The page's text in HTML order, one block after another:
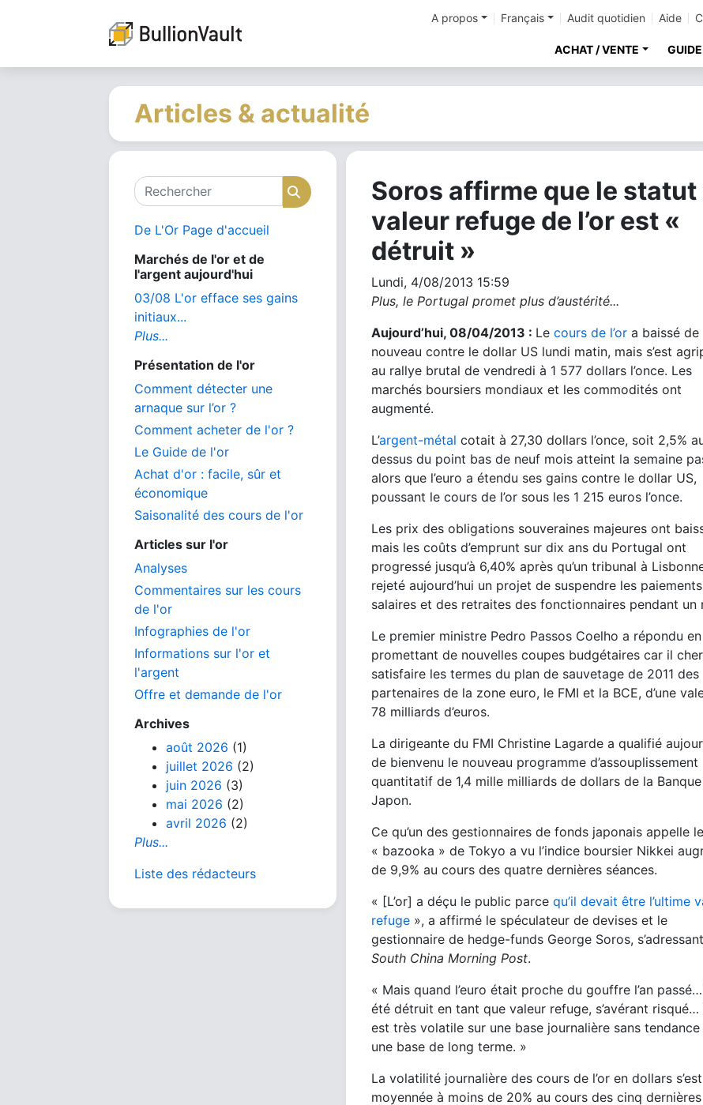
A propos Français Audit quotidien Aide
ACHAT / VENTE
Articles & actualité
Rechercher Rechercher
De L'Or Page d'accueil
Marchés de l'or et de
l'argent aujourd'hui
03/08 L'or efface ses gains
initiaux...
Plus...
Présentation de l'or
Comment détecter une
arnaque sur l’or ?
Comment acheter de l'or ?
Le Guide de l'or
Achat d'or : facile, sûr et
économique
Saisonalité des cours de l'or
Articles sur l'or
Analyses
Commentaires sur les cours
de l'or
Infographies de l'or
Informations sur l'or et
l'argent
Offre et demande de l'or
Archives
août 2026 (1)
juillet 2026 (2)
juin 2026 (3)
mai 2026 (2)
avril 2026 (2)
Plus...
Liste des rédacteurs
Soros affirme que le statut
valeur refuge de l’or est «
détruit »
Lundi, 4/08/2013 15:59
Plus, le Portugal promet plus d’austérité...
Aujourd’hui, 08/04/2013 : Le cours de l’or a baissé de
nouveau contre le dollar US lundi matin, mais s’est
au rallye brutal de vendredi à 1 577 dollars l’once. Les
marchés boursiers mondiaux et les commodités ont
augmenté.
L’argent-métal cotait à 27,30 dollars l’once, soit 2,5%
dessus du point bas de neuf mois atteint la semaine
alors que l’euro a étendu ses gains contre le dollar US,
poussant le cours de l’or sous les 1 215 euros l’once.
Les prix des obligations souveraines majeures ont
mais les coûts d’emprunt sur dix ans du Portugal ont
progressé jusqu’à 6,40% après qu’un tribunal à
rejeté aujourd’hui un projet de suspendre les
salaires et des retraites des fonctionnaires pendant un
Le premier ministre Pedro Passos Coelho a répondu en
promettant de nouvelles coupes budgétaires car il
satisfaire les termes du plan de sauvetage de 2011 des
partenaires de la zone euro, le FMI et la BCE, d’une
78 milliards d’euros.
La dirigeante du FMI Christine Lagarde a qualifié
de bienvenu le nouveau programme d’assouplissement
quantitatif de 1,4 mille milliards de dollars de la
Japon.
Ce qu’un des gestionnaires de fonds japonais appelle le
« bazooka » de Tokyo a vu l’indice boursier Nikkei
de 9,9% au cours des quatre dernières séances.
« [L’or] a déçu le public parce qu’il devait être l’ultime
refuge », a affirmé le spéculateur de devises et le
gestionnaire de hedge-funds George Soros,
South China Morning Post.
« Mais quand l’euro était proche du gouffre l’an passé…
été détruit en tant que valeur refuge, s’avérant risqué…
est très volatile sur une base journalière sans tendance
une base de long terme. »
La volatilité journalière des cours de l’or en dollars s’est
moyennée à moins de 20% au cours des cinq dernières